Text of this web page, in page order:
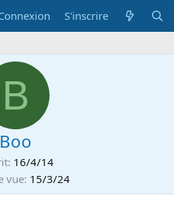
S'inscrire
B
Boo
16/4/14
vue 15/3/24